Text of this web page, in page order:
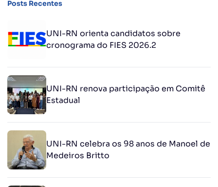
Posts Recentes
UNI-RN orienta candidatos sobre
cronograma do FIES 2026.2
UNI-RN renova participação em Comitê
Estadual
UNI-RN celebra os 98 anos de Manoel de
Medeiros Britto